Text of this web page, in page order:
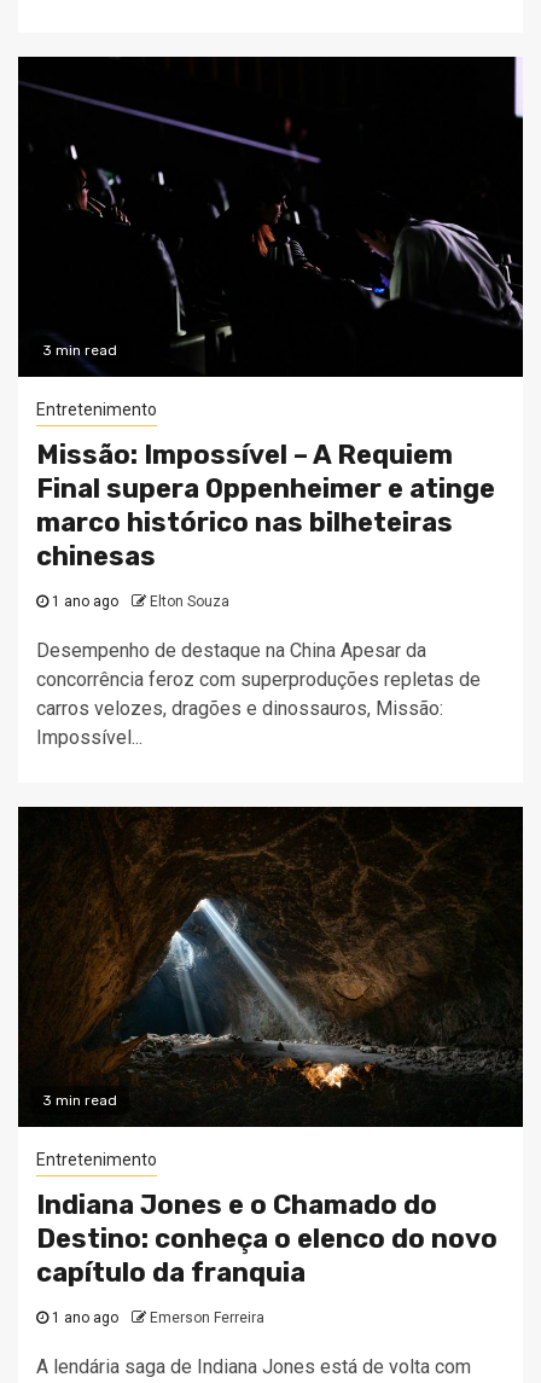
3 min read
Entretenimento
Missão: Impossível – A Requiem
Final supera Oppenheimer e atinge
marco histórico nas bilheteiras
chinesas
1 ano ago Elton Souza
Desempenho de destaque na China Apesar da
concorrência feroz com superproduções repletas de
carros velozes, dragões e dinossauros, Missão:
Impossível...
3 min read
Entretenimento
Indiana Jones e o Chamado do
Destino: conheça o elenco do novo
capítulo da franquia
1 ano ago Emerson Ferreira
A lendária saga de Indiana Jones está de volta com